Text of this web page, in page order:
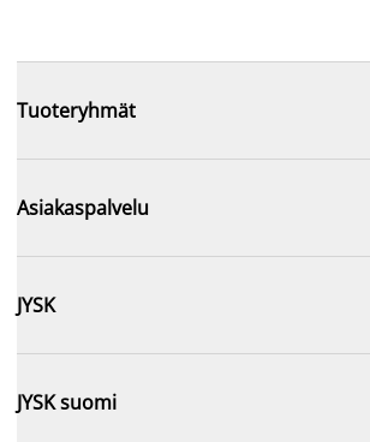
Tuoteryhmät
Asiakaspalvelu
JYSK
JYSK suomi